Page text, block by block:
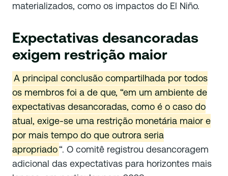
materializados, como os impactos do El Niño.
Expectativas desancoradas
exigem restrição maior
A principal conclusão compartilhada por todos
os membros foi a de que, “em um ambiente de
expectativas desancoradas, como é o caso do
atual, exige-se uma restrição monetária maior e
por mais tempo do que outrora seria
apropriado“. O comitê registrou desancoragem
adicional das expectativas para horizontes mais